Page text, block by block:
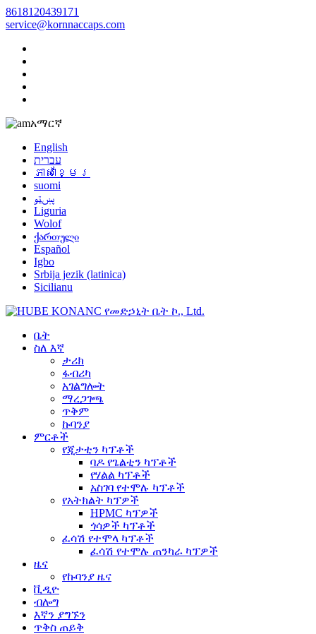
8618120439171
service@kornnaccaps.com
አማርኛ
English
עברית
ភាសាខ្មែរ
suomi
پښتو
Liguria
Wolof
ქართული
Español
Igbo
Srbija jezik (latinica)
Sicilianu
ቤት
ስለ እኛ
ታሪክ
ፋብሪካ
አገልግሎት
ማረጋገጫ
ጥቅም
ኩባንያ
ምርቶች
የጂታቲን ካፕቶች
ባዶ የጌልቲን ካፕቶች
የሃልል ካፕቶች
አስገባ የተሞሉ ካፕቶች
የአትክልት ካፕዎች
HPMC ካፕዎች
ጎሳዎች ካፕቶች
ፈሳሽ የተሞላ ካፕቶች
ፈሳሽ የተሞሉ ጠንካራ ካፕዎች
ዜና
የኩባንያ ዜና
ቪዲዮ
ብሎግ
እኛን ያግኙን
ጥቅስ ጠይቅ